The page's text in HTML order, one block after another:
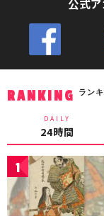
公式
RANKING ラン
DAILY
24時間
1